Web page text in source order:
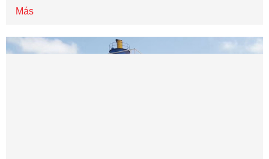
Más